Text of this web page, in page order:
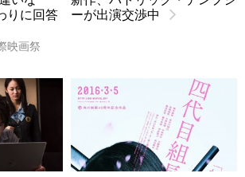
りに回答
映画祭
ーが出演交渉中